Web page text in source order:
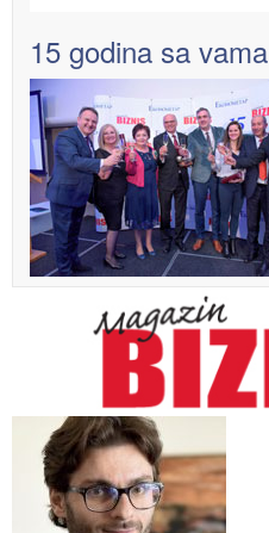
15 godina sa vama